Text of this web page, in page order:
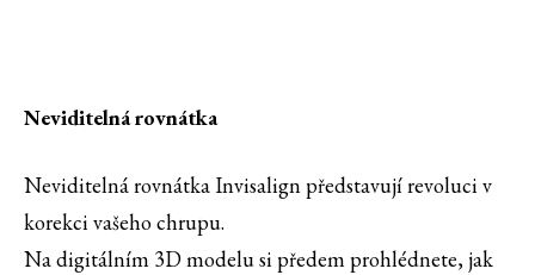
Neviditelná rovnátka
Neviditelná rovnátka Invisalign představují revoluci v
korekci vašeho chrupu.
Na digitálním 3D modelu si předem prohlédnete, jak